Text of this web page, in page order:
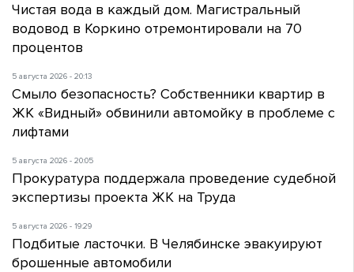
Чистая вода в каждый дом. Магистральный
водовод в Коркино отремонтировали на 70
процентов
5 августа 2026 - 20:13
Смыло безопасность? Собственники квартир в
ЖК «Видный» обвинили автомойку в проблеме с
лифтами
5 августа 2026 - 20:05
Прокуратура поддержала проведение судебной
экспертизы проекта ЖК на Труда
5 августа 2026 - 19:29
Подбитые ласточки. В Челябинске эвакуируют
брошенные автомобили